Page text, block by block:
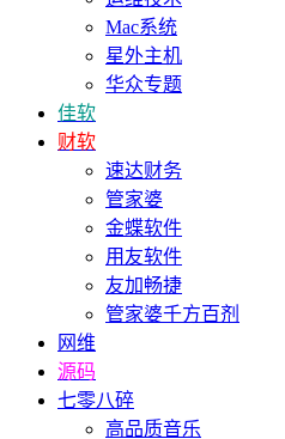
Mac系统
星外主机
华众专题
佳软
财软
速达财务
管家婆
金蝶软件
用友软件
友加畅捷
管家婆千方百剂
网维
源码
七零八碎
高品质音乐